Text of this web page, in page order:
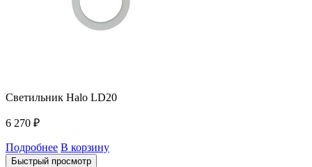
Светильник Halo LD20
6 270 ₽
Подробнее В корзину
Быстрый просмотр